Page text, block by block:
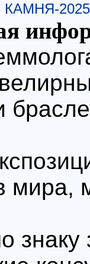
КАМНЯ-2025
мира,
знаку